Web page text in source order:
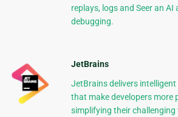
replays, logs and Seer an AI
debugging.
JetBrains
JetBrains delivers
that make developers more
simplifying their